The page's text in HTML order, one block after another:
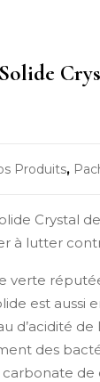
Produits,
Crystal
à lutter
verte
est aussi
d’acidité
des
de